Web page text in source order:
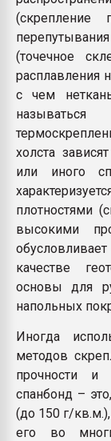
(скрепление
(точечное
расплавления
с чем
холста
или иного
плотностями
высокими
качестве
основы для
напольных
Иногда
методов
прочности и
спанбонд –
(до 150 г/
его во